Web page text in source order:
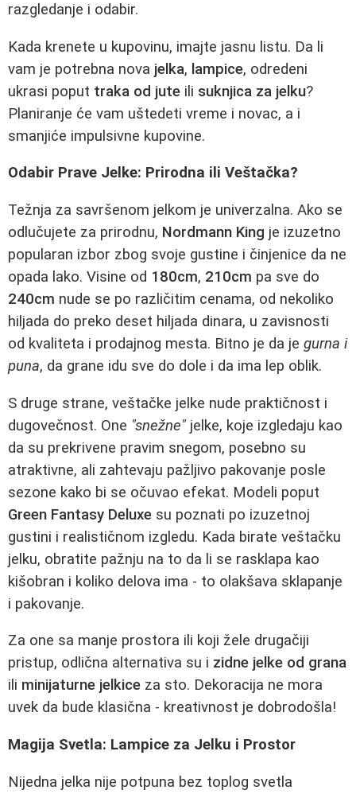
razgledanje i odabir.
Kada krenete u kupovinu, imajte jasnu listu. Da li
vam je potrebna nova jelka, lampice, odredeni
ukrasi poput traka od jute ili suknjica za jelku?
Planiranje će vam uštedeti vreme i novac, a i
smanjiće impulsivne kupovine.
Odabir Prave Jelke: Prirodna ili Veštačka?
Težnja za savršenom jelkom je univerzalna. Ako se
odlučujete za prirodnu, Nordmann King je izuzetno
popularan izbor zbog svoje gustine i činjenice da ne
opada lako. Visine od 180cm, 210cm pa sve do
240cm nude se po različitim cenama, od nekoliko
hiljada do preko deset hiljada dinara, u zavisnosti
od kvaliteta i prodajnog mesta. Bitno je da je gurna i
puna, da grane idu sve do dole i da ima lep oblik.
S druge strane, veštačke jelke nude praktičnost i
dugovečnost. One "snežne" jelke, koje izgledaju kao
da su prekrivene pravim snegom, posebno su
atraktivne, ali zahtevaju pažljivo pakovanje posle
sezone kako bi se očuvao efekat. Modeli poput
Green Fantasy Deluxe su poznati po izuzetnoj
gustini i realističnom izgledu. Kada birate veštačku
jelku, obratite pažnju na to da li se rasklapa kao
kišobran i koliko delova ima - to olakšava sklapanje
i pakovanje.
Za one sa manje prostora ili koji žele drugačiji
pristup, odlična alternativa su i zidne jelke od grana
ili minijaturne jelkice za sto. Dekoracija ne mora
uvek da bude klasična - kreativnost je dobrodošla!
Magija Svetla: Lampice za Jelku i Prostor
Nijedna jelka nije potpuna bez toplog svetla